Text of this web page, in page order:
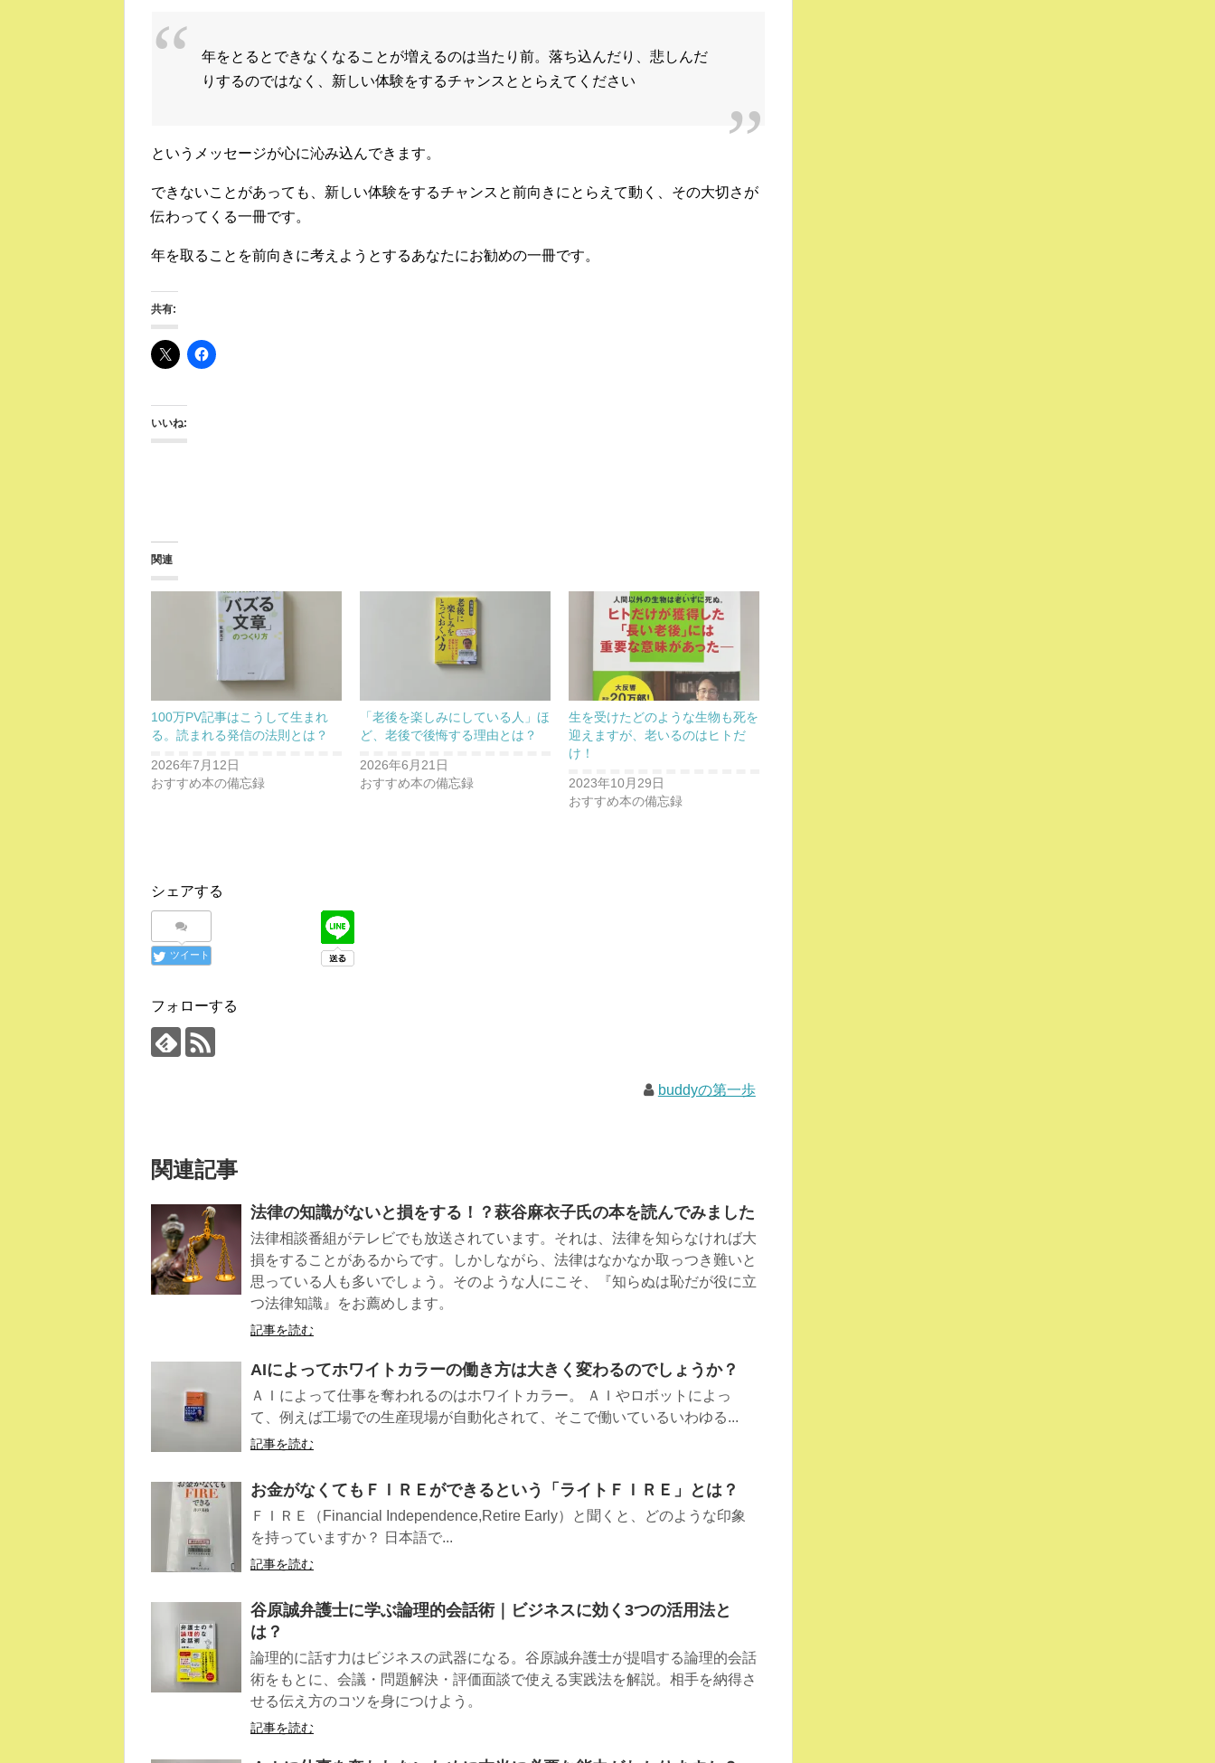
年をとるとできなくなることが増えるのは当たり前。落ち込んだり、悲しんだ
りするのではなく、新しい体験をするチャンスととらえてください
というメッセージが心に沁み込んできます。
できないことがあっても、新しい体験をするチャンスと前向きにとらえて動く、その大切さが
伝わってくる一冊です。
年を取ることを前向きに考えようとするあなたにお勧めの一冊です。
共有:
いいね:
関連
100万PV記事はこうして生まれ
る。読まれる発信の法則とは？
2026年7月12日
おすすめ本の備忘録
「老後を楽しみにしている人」ほ
ど、老後で後悔する理由とは？
2026年6月21日
おすすめ本の備忘録
生を受けたどのような生物も死を
迎えますが、老いるのはヒトだ
け！
2023年10月29日
おすすめ本の備忘録
シェアする
ツイート
フォローする
buddyの第一歩
関連記事
法律の知識がないと損をする！？萩谷麻衣子氏の本を読んでみました
法律相談番組がテレビでも放送されています。それは、法律を知らなければ大
損をすることがあるからです。しかしながら、法律はなかなか取っつき難いと
思っている人も多いでしょう。そのような人にこそ、『知らぬは恥だが役に立
つ法律知識』をお薦めします。
記事を読む
AIによってホワイトカラーの働き方は大きく変わるのでしょうか？
ＡＩによって仕事を奪われるのはホワイトカラー。 ＡＩやロボットによっ
て、例えば工場での生産現場が自動化されて、そこで働いているいわゆる...
記事を読む
お金がなくてもＦＩＲＥができるという「ライトＦＩＲＥ」とは？
ＦＩＲＥ（Financial Independence,Retire Early）と聞くと、どのような印象
を持っていますか？ 日本語で...
記事を読む
谷原誠弁護士に学ぶ論理的会話術｜ビジネスに効く3つの活用法と
は？
論理的に話す力はビジネスの武器になる。谷原誠弁護士が提唱する論理的会話
術をもとに、会議・問題解決・評価面談で使える実践法を解説。相手を納得さ
せる伝え方のコツを身につけよう。
記事を読む